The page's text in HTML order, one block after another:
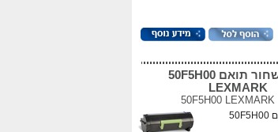
טונר שחור תואם 50F5H00
LEXMARK
50F5H00 LEXMARK
טונר שחור תואם 50F5H00